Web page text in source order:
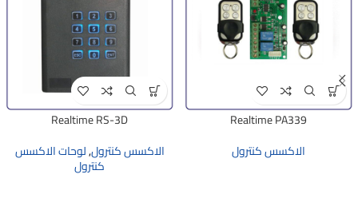
Realtime PA339
الاكسس كنترول
Realtime RS-3D
الاكسس كنترول,لوحات الاكسس
كنترول